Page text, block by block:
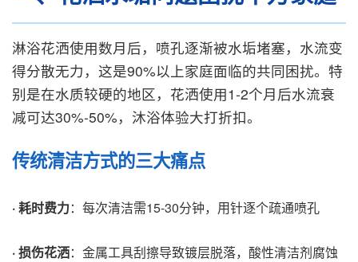
淋浴花洒使用数月后，喷孔逐渐被水垢堵塞，水流变
得分散无力，这是90%以上家庭面临的共同困扰。特
别是在水质较硬的地区，花洒使用1-2个月后水流衰
减可达30%-50%，沐浴体验大打折扣。
传统清洁方式的三大痛点
· 耗时费力：每次清洁需15-30分钟，用针逐个疏通喷孔
· 损伤花洒：金属工具刮擦导致镀层脱落，酸性清洁剂腐蚀